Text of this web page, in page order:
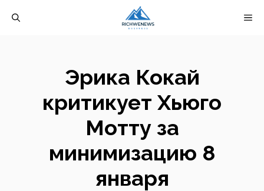
Эрика Кокай
критикует Хьюго
Мотту за
минимизацию 8
января